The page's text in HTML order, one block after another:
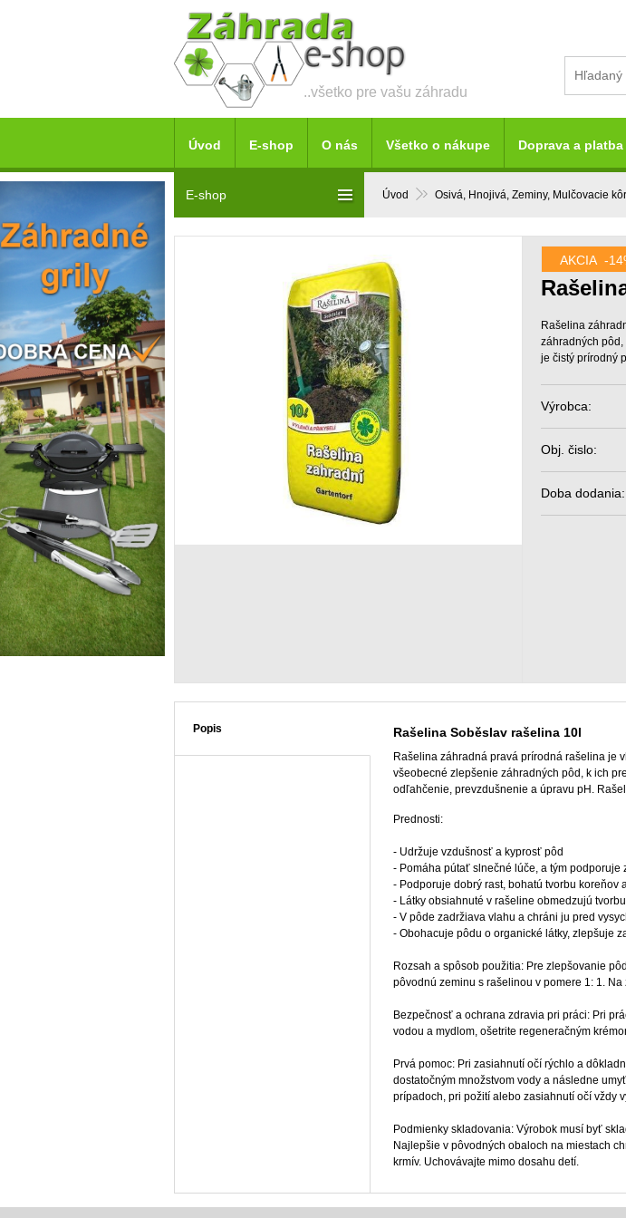
..všetko pre vašu záhradu
Úvod Osivá, Hnojivá, Zeminy, Mulčovacie
AKCIA -
Rašelina
záhradných
je čistý prírodný
Výrobca:
Obj. čislo:
Doba dodania:
Popis Rašelina Soběslav rašelina 10l
Rašelina záhradná pravá prírodná rašelina je
všeobecné zlepšenie záhradných pôd, k ich
odľahčenie, prevzdušnenie a úpravu pH.
Prednosti:
- Udržuje vzdušnosť a kyprosť pôd
- Pomáha pútať slnečné lúče, a tým podporuje
- Podporuje dobrý rast, bohatú tvorbu koreňov
- Látky obsiahnuté v rašeline obmedzujú
- V pôde zadržiava vlahu a chráni ju pred
- Obohacuje pôdu o organické látky, zlepšuje
Rozsah a spôsob použitia: Pre zlepšovanie
pôvodnú zeminu s rašelinou v pomere 1: 1.
Bezpečnosť a ochrana zdravia pri práci: Pri
vodou a mydlom, ošetrite regeneračným
Prvá pomoc: Pri zasiahnutí očí rýchlo a
dostatočným množstvom vody a následne
prípadoch, pri požití alebo zasiahnutí očí vždy
Podmienky skladovania: Výrobok musí byť
Najlepšie v pôvodných obaloch na miestach
krmív. Uchovávajte mimo dosahu detí.
E-shop
Úvod E-shop O nás Všetko o nákupe Doprava a platba